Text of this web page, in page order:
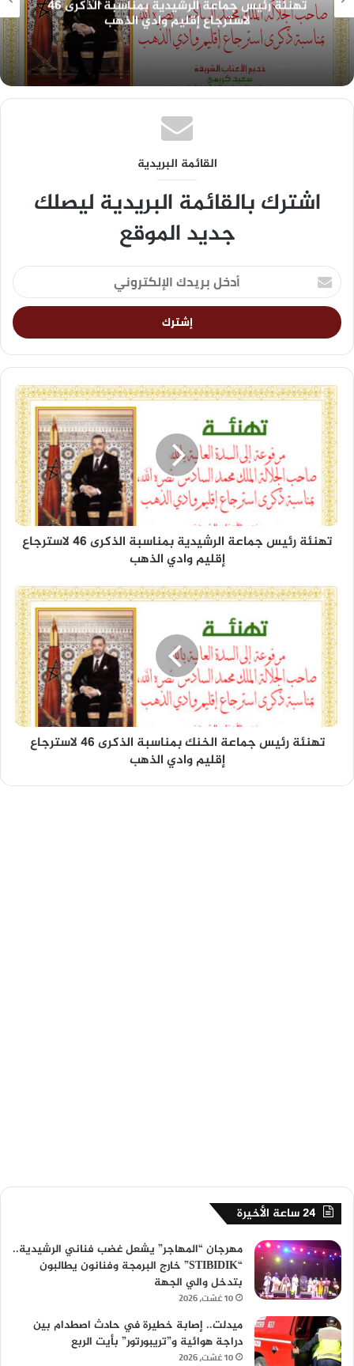
تهنئة رئيس جماعة الرشيدية بمناسبة الذكرى 46
لاسترجاع إقليم وادي الذهب
القائمة البريدية
اشترك بالقائمة البريدية ليصلك
جديد الموقع
تهنئة رئيس جماعة الرشيدية بمناسبة الذكرى 46 لاسترجاع
إقليم وادي الذهب
تهنئة رئيس جماعة الخنك بمناسبة الذكرى 46 لاسترجاع
إقليم وادي الذهب
24 ساعة الأخيرة
مهرجان “المهاجر” يشعل غضب فناني الرشيدية..
“STIBIDIK” خارج البرمجة وفنانون يطالبون
بتدخل والي الجهة
10 غشت، 2026
ميدلت.. إصابة خطيرة في حادث اصطدام بين
دراجة هوائية و”تريبورتور” بأيت الربع
10 غشت، 2026